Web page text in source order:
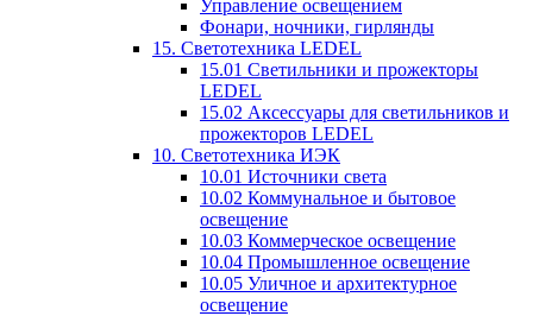
Управление освещением
Фонари, ночники, гирлянды
15. Светотехника LEDEL
15.01 Светильники и прожекторы
LEDEL
15.02 Аксессуары для светильников и
прожекторов LEDEL
10. Светотехника ИЭК
10.01 Источники света
10.02 Коммунальное и бытовое
освещение
10.03 Коммерческое освещение
10.04 Промышленное освещение
10.05 Уличное и архитектурное
освещение